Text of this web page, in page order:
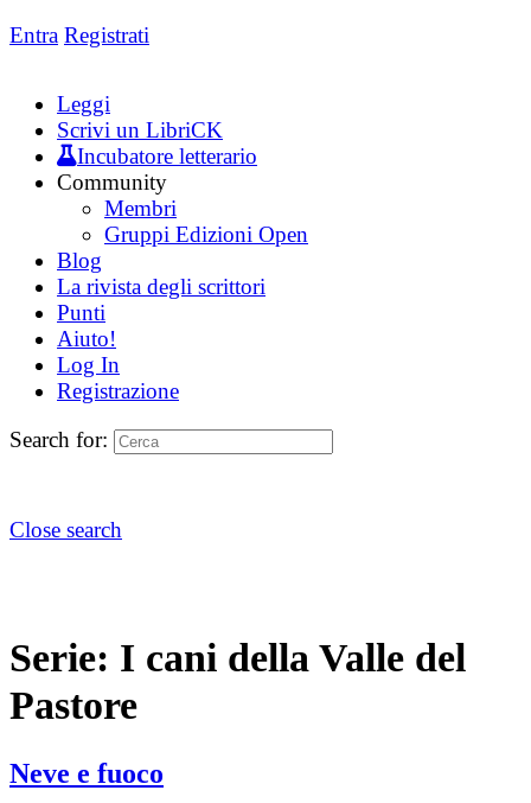
Entra Registrati
Leggi
Scrivi un LibriCK
Incubatore letterario
Community
Membri
Gruppi Edizioni Open
Blog
La rivista degli scrittori
Punti
Aiuto!
Log In
Registrazione
Search for:
Close search
Serie: I cani della Valle del
Pastore
Neve e fuoco